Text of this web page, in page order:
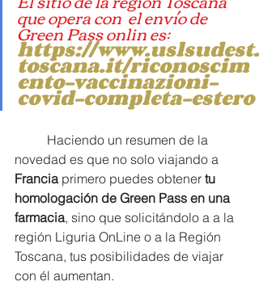
que opera con  el envío de
Green Pass onlin es:
https://www.uslsudest.
toscana.it/riconoscim
ento-vaccinazioni-
covid-completa-estero
novedad es que no solo viajando a
Francia primero puedes obtener tu
homologación de Green Pass en una
farmacia, sino que solicitándolo a a la
región Liguria OnLine o a la Región
Toscana, tus posibilidades de viajar
con él aumentan.